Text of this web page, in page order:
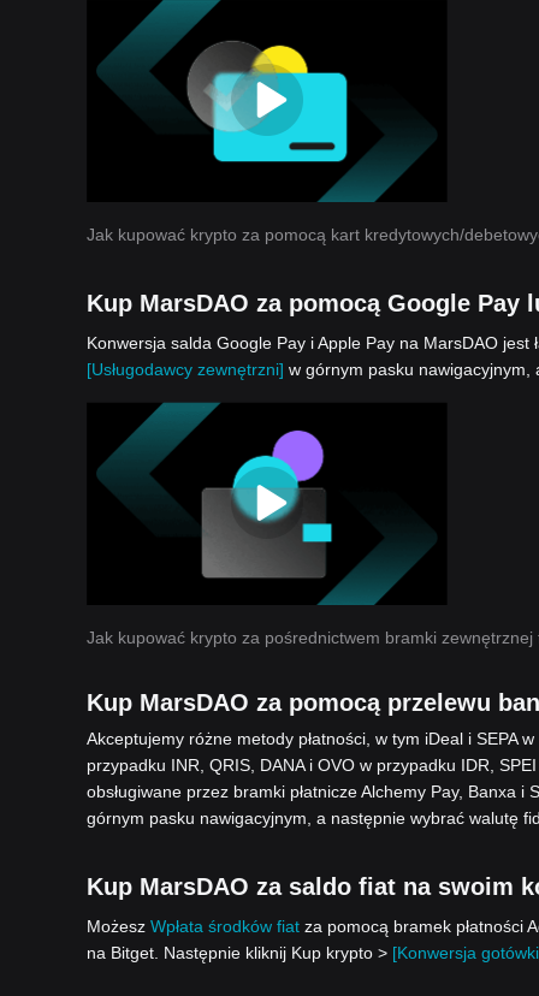
Jak kupować krypto za pomocą kart kredytowych/
Kup MarsDAO za pomocą Google Pay
Konwersja salda Google Pay i Apple Pay na MarsDAO
[Usługodawcy zewnętrzni] w górnym pasku nawigacyjnym,
Jak kupować krypto za pośrednictwem bramki zewnętrznej
Kup MarsDAO za pomocą przelewu
Akceptujemy różne metody płatności, w tym iDeal i SEPA
przypadku INR, QRIS, DANA i OVO w przypadku IDR,
obsługiwane przez bramki płatnicze Alchemy Pay, Banxa
górnym pasku nawigacyjnym, a następnie wybrać walutę
Kup MarsDAO za saldo fiat na swoim
Możesz Wpłata środków fiat za pomocą bramek płatności
na Bitget. Następnie kliknij Kup krypto > [Konwersja